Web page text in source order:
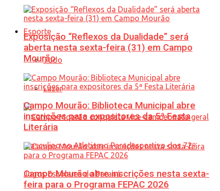
Esporte
Tudo
Lazer
Exposição “Reflexos da Dualidade” será
aberta nesta sexta-feira (31) em Campo
Mourão
Campo Mourão: Biblioteca Municipal abre
inscrições para expositores da 5ª Festa
Literária
Campo Mourão abre inscrições nesta sexta-
feira para o Programa FEPAC 2026